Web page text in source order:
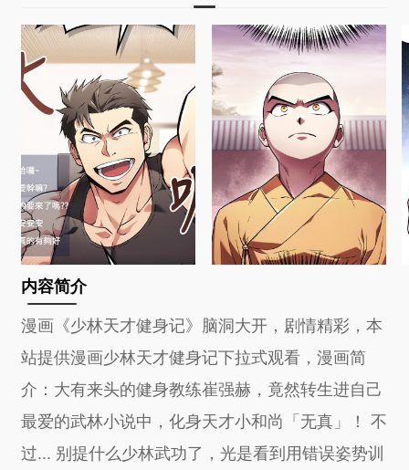
内容简介
漫画《少林天才健身记》脑洞大开，剧情精彩，本
站提供漫画少林天才健身记下拉式观看，漫画简
介：大有来头的健身教练崔强赫，竟然转生进自己
最爱的武林小说中，化身天才小和尚「无真」！ 不
过... 别提什么少林武功了，光是看到用错误姿势训